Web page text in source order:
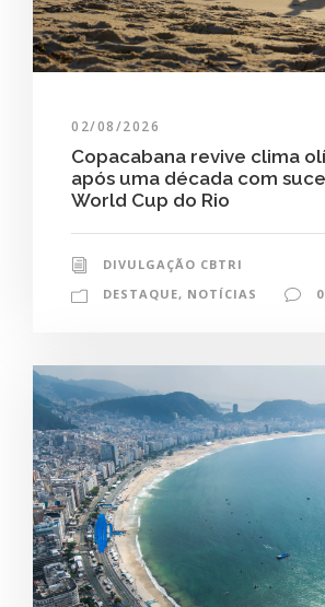
02/08/2026
Copacabana revive clima
após uma década com
World Cup do Rio
DIVULGAÇÃO CBTRI
DESTAQUE, NOTÍCIAS 0